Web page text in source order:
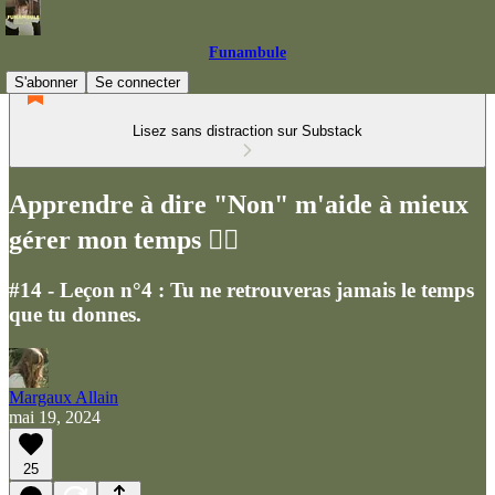
Funambule
S'abonner
Se connecter
Lisez sans distraction sur Substack
Apprendre à dire "Non" m'aide à mieux
gérer mon temps 🙅‍♀️
#14 - Leçon n°4 : Tu ne retrouveras jamais le temps
que tu donnes.
Margaux Allain
mai 19, 2024
25